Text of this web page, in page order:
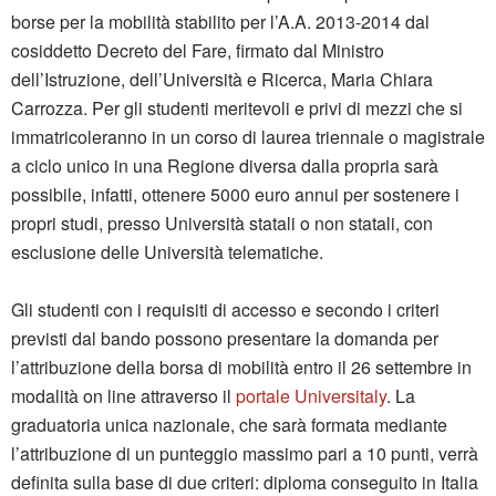
borse per la mobilità stabilito per l’A.A. 2013-2014 dal
cosiddetto Decreto del Fare, firmato dal Ministro
dell’Istruzione, dell’Università e Ricerca, Maria Chiara
Carrozza. Per gli studenti meritevoli e privi di mezzi che si
immatricoleranno in un corso di laurea triennale o magistrale
a ciclo unico in una Regione diversa dalla propria sarà
possibile, infatti, ottenere 5000 euro annui per sostenere i
propri studi, presso Università statali o non statali, con
esclusione delle Università telematiche.
Gli studenti con i requisiti di accesso e secondo i criteri
previsti dal bando possono presentare la domanda per
l’attribuzione della borsa di mobilità entro il 26 settembre in
modalità on line attraverso il portale Universitaly. La
graduatoria unica nazionale, che sarà formata mediante
l’attribuzione di un punteggio massimo pari a 10 punti, verrà
definita sulla base di due criteri: diploma conseguito in Italia